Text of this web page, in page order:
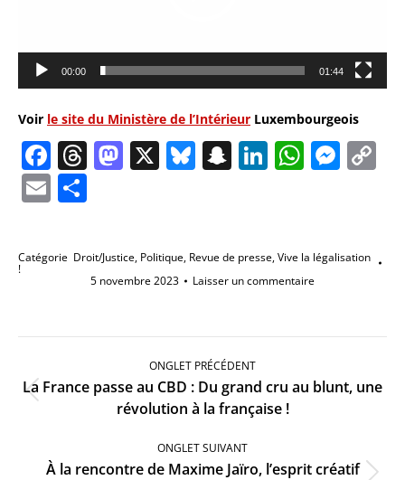
00:00 01:44
Voir le site du Ministère de l’Intérieur Luxembourgeois
Facebook
Threads
Mastodon
X Bluesky
Snapchat
LinkedIn
Email
Catégorie Droit/Justice, Politique, Revue de presse,Vive la légalisation
!
5 novembre 2023 Laisser un commentaire
Navigation
ONGLET PRÉCÉDENT
Onglet
précédent
La France passe au CBD : Du grand cru au blunt, une
révolution à la française !
ONGLET SUIVANT
À la rencontre de Maxime Jaïro, l’esprit créatif